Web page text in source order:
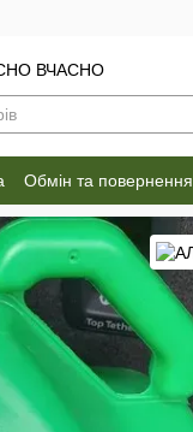
ВЧАСНО
Обмін та повернення